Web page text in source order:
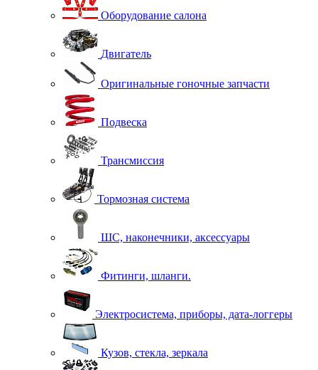
Оборудование салона
Двигатель
Оригинальные гоночные запчасти
Подвеска
Трансмиссия
Тормозная система
ШС, наконечники, аксессуары
Фитинги, шланги.
Электросистема, приборы, дата-логгеры
Кузов, стекла, зеркала